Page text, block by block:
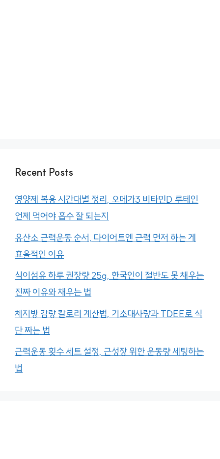
Recent Posts
영양제 복용 시간대별 정리, 오메가3 비타민D 루테인
언제 먹어야 흡수 잘 되는지
유산소 근력운동 순서, 다이어트엔 근력 먼저 하는 게
효율적인 이유
식이섬유 하루 권장량 25g, 한국인이 절반도 못 채우는
진짜 이유와 채우는 법
체지방 감량 칼로리 계산법, 기초대사량과 TDEE로 식
단 짜는 법
근력운동 횟수 세트 설정, 근성장 위한 운동량 세팅하는
법